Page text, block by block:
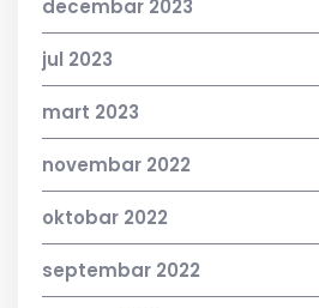
decembar 2023
jul 2023
mart 2023
novembar 2022
oktobar 2022
septembar 2022